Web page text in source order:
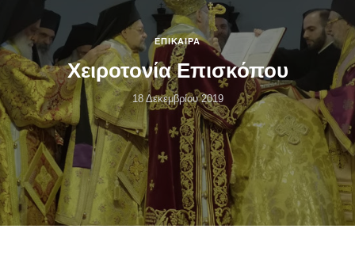
ΕΠΊΚΑΙΡΑ
Χειροτονία Επισκόπου
18 Δεκεμβρίου 2019